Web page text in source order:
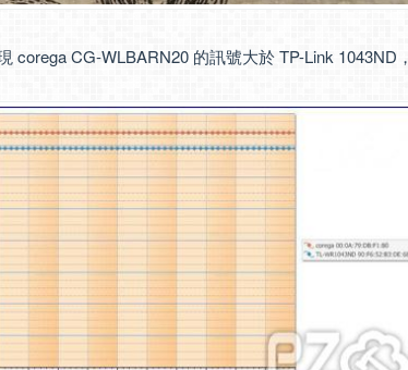
corega CG-WLBARN20 的訊號大於 TP-Link 1043ND，